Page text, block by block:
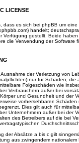
LICENSE
dass es sich bei phpBB um
handelt;
Verfügung gestellt. Beide
die Verwendung der Software
der Verletzung von
nur für Schäden,
Folgeschäden wie
Verbrauchern außer bei
und Gesundheit und der
vorhersehbaren
Dies gilt auch für
Unternehmern außer bei der
des Betreibers auf die bei
der Absätze a bis c gilt
aus zwingendem nationalem